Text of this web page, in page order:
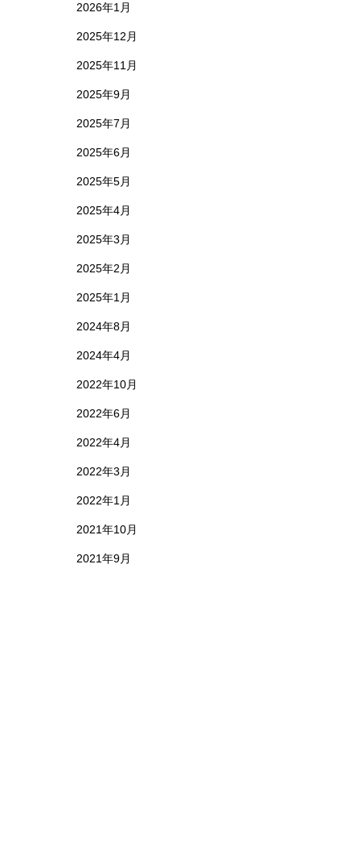
2026年1月
2025年12月
2025年11月
2025年9月
2025年7月
2025年6月
2025年5月
2025年4月
2025年3月
2025年2月
2025年1月
2024年8月
2024年4月
2022年10月
2022年6月
2022年4月
2022年3月
2022年1月
2021年10月
2021年9月